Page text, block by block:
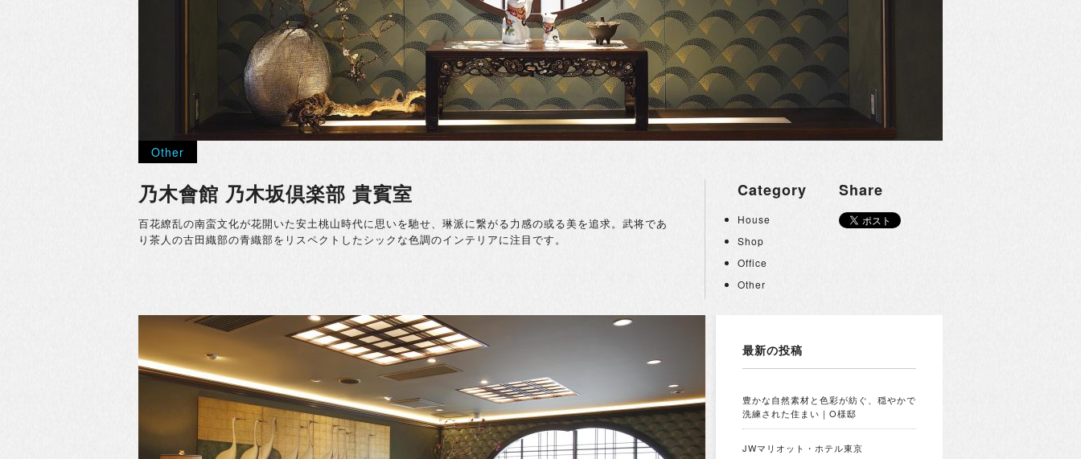
Other
乃木會館 乃木坂倶楽部 貴賓室
百花繚乱の南蛮文化が花開いた安土桃山時代に思いを馳せ、琳派に繋がる力感の或る美を追求。武将であ
り茶人の古田織部の青織部をリスペクトしたシックな色調のインテリアに注目です。
Category
House
Shop
Office
Other
Share
最新の投稿
豊かな自然素材と色彩が紡ぐ、穏やかで
洗練された住まい｜O様邸
JWマリオット・ホテル東京